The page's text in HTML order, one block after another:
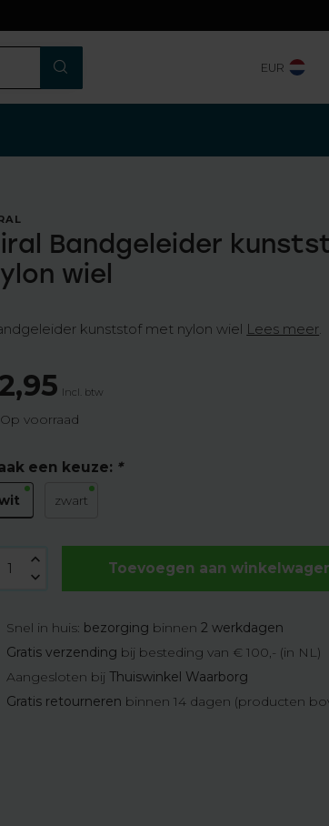
EUR
Bandgeleider
wiel
kunststof met nylon wiel Lees meer.
Incl. btw
Op voorraad
een keuze: *
zwart
Toevoegen aan
Snel in huis: bezorging binnen2 werkdagen
Gratis verzending bij besteding van € 100,- (in NL)
Aangesloten bijThuiswinkel Waarborg
Gratis retourneren binnen 14 dagen (producten